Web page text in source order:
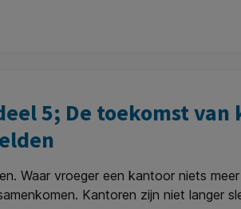
5; De toekomst
Waar vroeger een kantoor niets
Kantoren zijn niet langer